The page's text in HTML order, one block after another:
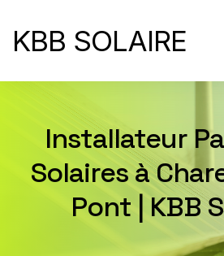
KBB SOLAIRE
Installateur
Solaires à
Pont | KBB